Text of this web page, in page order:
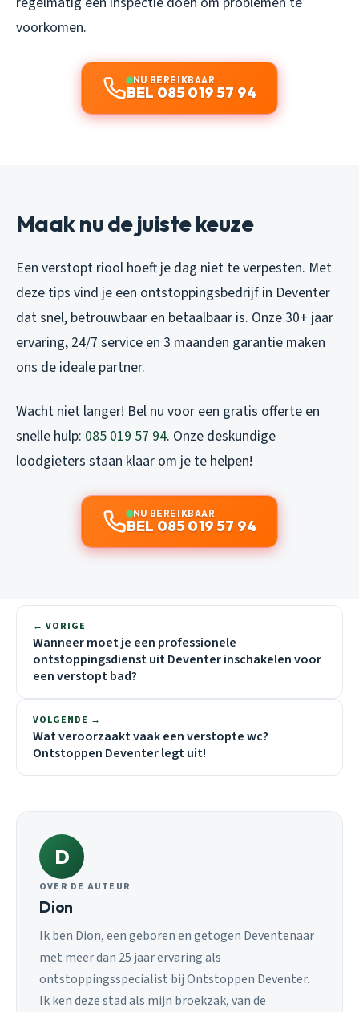
voorkomen.
NU BEREIKBAAR
BEL 085 019 57 94
Maak nu de juiste keuze
Een verstopt riool hoeft je dag niet te verpesten. Met
deze tips vind je een ontstoppingsbedrijf in Deventer
dat snel, betrouwbaar en betaalbaar is. Onze 30+ jaar
ervaring, 24/7 service en 3 maanden garantie maken
ons de ideale partner.
Wacht niet langer! Bel nu voor een gratis offerte en
snelle hulp: 085 019 57 94. Onze deskundige
loodgieters staan klaar om je te helpen!
NU BEREIKBAAR
BEL 085 019 57 94
← VORIGE
Wanneer moet je een professionele
ontstoppingsdienst uit Deventer inschakelen voor
een verstopt bad?
VOLGENDE →
Wat veroorzaakt vaak een verstopte wc?
Ontstoppen Deventer legt uit!
D
OVER DE AUTEUR
Dion
Ik ben Dion, een geboren en getogen Deventenaar
met meer dan 25 jaar ervaring als
ontstoppingsspecialist bij Ontstoppen Deventer.
Ik ken deze stad als mijn broekzak, van de